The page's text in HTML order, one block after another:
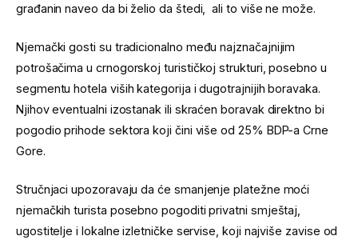
građanin naveo da bi želio da štedi, ali to više ne može.
Njemački gosti su tradicionalno među najznačajnijim
potrošačima u crnogorskoj turističkoj strukturi, posebno u
segmentu hotela viših kategorija i dugotrajnijih boravaka.
Njihov eventualni izostanak ili skraćen boravak direktno bi
pogodio prihode sektora koji čini više od 25% BDP-a Crne
Gore.
Stručnjaci upozoravaju da će smanjenje platežne moći
njemačkih turista posebno pogoditi privatni smještaj,
ugostitelje i lokalne izletničke servise, koji najviše zavise od